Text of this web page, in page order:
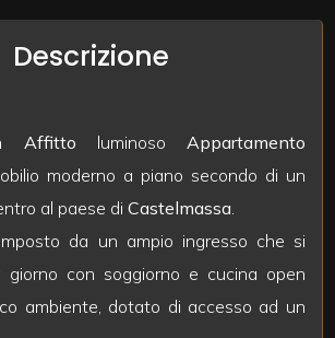
Descrizione
Affitto luminoso Appartamento
moderno a piano secondo di un
al paese diCastelmassa.
da un ampio ingresso che si
giorno con soggiorno e cucina open
ambiente, dotato di accesso ad un